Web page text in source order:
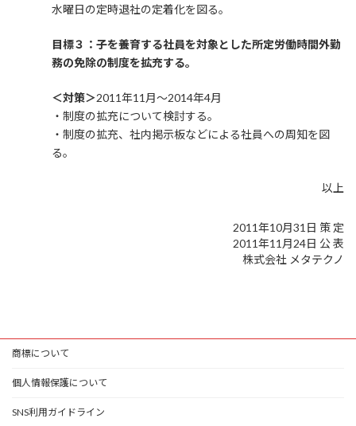
水曜日の定時退社の定着化を図る。
目標３：子を養育する社員を対象とした所定労働時間外勤
務の免除の制度を拡充する。
＜対策＞2011年11月～2014年4月
・制度の拡充について検討する。
・制度の拡充、社内掲示板などによる社員への周知を図
る。
以上
2011年10月31日 策 定
2011年11月24日 公 表
株式会社 メタテクノ
商標について
個人情報保護について
SNS利用ガイドライン